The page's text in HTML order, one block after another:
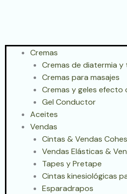
Cremas
Cremas de diatermia
Cremas para masajes
Cremas y geles efecto
Gel Conductor
Aceites
Vendas
Cintas & Vendas
Vendas Elásticas &
Tapes y Pretape
Cintas kinesiológicas
Esparadrapos